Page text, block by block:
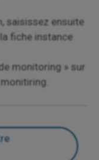
saisissez ​​​​ensuite
fiche instance
monitoring » sur